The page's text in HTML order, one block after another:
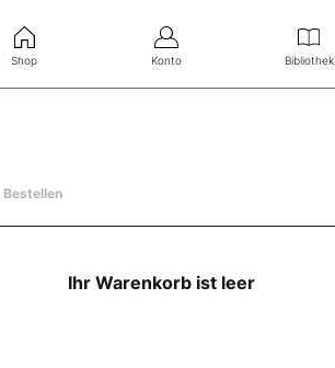
Shop Konto Bibliothek
Bestellen
Ihr Warenkorb ist leer